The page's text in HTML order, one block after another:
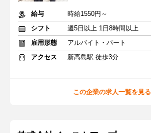
給与
時給1550円～
シフト
週5日以上 1日8時間以上
雇用形態
アルバイト・パート
アクセス
新高島駅 徒歩3分
この企業の求人一覧を見る